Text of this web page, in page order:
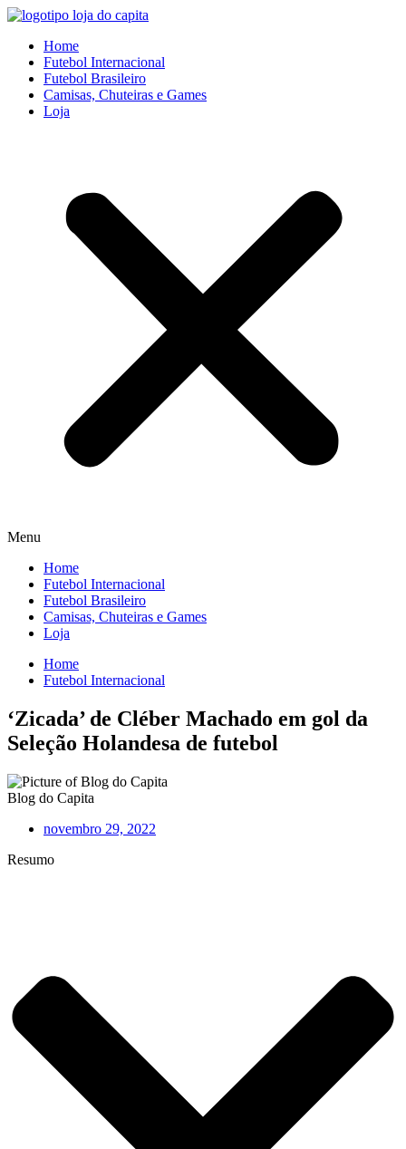
Ir
conteúdo
Home
Futebol Internacional
Futebol Brasileiro
Camisas, Chuteiras e Games
Loja
Menu
Home
Futebol Internacional
Futebol Brasileiro
Camisas, Chuteiras e Games
Loja
Home
Futebol Internacional
‘Zicada’ de Cléber Machado em gol da
Seleção Holandesa de futebol
Blog do Capita
novembro 29, 2022
Resumo